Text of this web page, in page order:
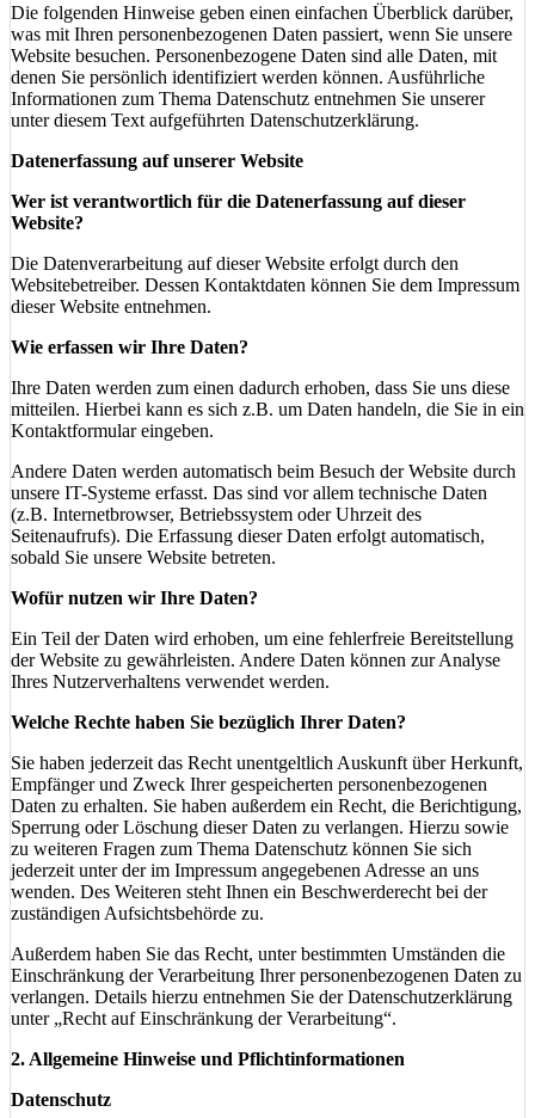
Die folgenden Hinweise geben einen einfachen Überblick darüber,
was mit Ihren personenbezogenen Daten passiert, wenn Sie unsere
Website besuchen. Personenbezogene Daten sind alle Daten, mit
denen Sie persönlich identifiziert werden können. Ausführliche
Informationen zum Thema Datenschutz entnehmen Sie unserer
unter diesem Text aufgeführten Datenschutzerklärung.
Datenerfassung auf unserer Website
Wer ist verantwortlich für die Datenerfassung auf dieser
Website?
Die Datenverarbeitung auf dieser Website erfolgt durch den
Websitebetreiber. Dessen Kontaktdaten können Sie dem Impressum
dieser Website entnehmen.
Wie erfassen wir Ihre Daten?
Ihre Daten werden zum einen dadurch erhoben, dass Sie uns diese
mitteilen. Hierbei kann es sich z.B. um Daten handeln, die Sie in ein
Kontaktformular eingeben.
Andere Daten werden automatisch beim Besuch der Website durch
unsere IT-Systeme erfasst. Das sind vor allem technische Daten
(z.B. Internetbrowser, Betriebssystem oder Uhrzeit des
Seitenaufrufs). Die Erfassung dieser Daten erfolgt automatisch,
sobald Sie unsere Website betreten.
Wofür nutzen wir Ihre Daten?
Ein Teil der Daten wird erhoben, um eine fehlerfreie Bereitstellung
der Website zu gewährleisten. Andere Daten können zur Analyse
Ihres Nutzerverhaltens verwendet werden.
Welche Rechte haben Sie bezüglich Ihrer Daten?
Sie haben jederzeit das Recht unentgeltlich Auskunft über Herkunft,
Empfänger und Zweck Ihrer gespeicherten personenbezogenen
Daten zu erhalten. Sie haben außerdem ein Recht, die Berichtigung,
Sperrung oder Löschung dieser Daten zu verlangen. Hierzu sowie
zu weiteren Fragen zum Thema Datenschutz können Sie sich
jederzeit unter der im Impressum angegebenen Adresse an uns
wenden. Des Weiteren steht Ihnen ein Beschwerderecht bei der
zuständigen Aufsichtsbehörde zu.
Außerdem haben Sie das Recht, unter bestimmten Umständen die
Einschränkung der Verarbeitung Ihrer personenbezogenen Daten zu
verlangen. Details hierzu entnehmen Sie der Datenschutzerklärung
unter „Recht auf Einschränkung der Verarbeitung“.
2. Allgemeine Hinweise und Pflichtinformationen
Datenschutz